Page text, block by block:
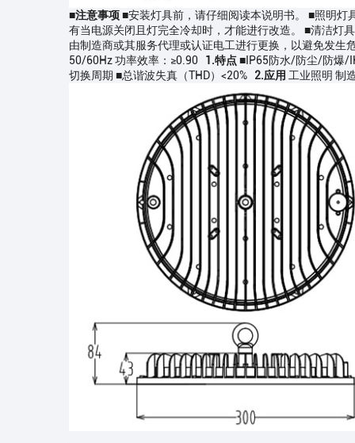
■注意事项■安装灯具前，请仔细阅读本说明书。 ■照明
有当电源关闭且灯完全冷却时，才能进行改造。 ■清洁灯
由制造商或其服务代理或认证电工进行更换，以避免发
50/60Hz 功率效率：≥0.90 1.特点■IP65防水/防尘/防爆/
切换周期 ■总谐波失真（THD）<20% 2.应用 工业照明 制